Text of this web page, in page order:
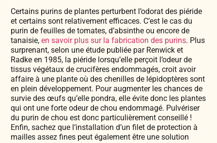
Certains purins de plantes perturbent l’odorat des piéride
et certains sont relativement efficaces. C’est le cas du
purin de feuilles de tomates, d’absinthe ou encore de
tanaisie,en savoir plus sur la fabrication des purins. Plus
surprenant, selon une étude publiée par Renwick et
Radke en 1985, la piéride lorsqu’elle perçoit l’odeur de
tissus végétaux de crucifères endommagés, croit avoir
affaire à une plante où des chenilles de lépidoptères sont
en plein développement. Pour augmenter les chances de
survie des œufs qu’elle pondra, elle évite donc les plantes
qui ont une forte odeur de chou endommagé. Pulvériser
du purin de chou est donc particulièrement conseillé !
Enfin, sachez que l’installation d’un filet de protection à
mailles assez fines peut également être une solution